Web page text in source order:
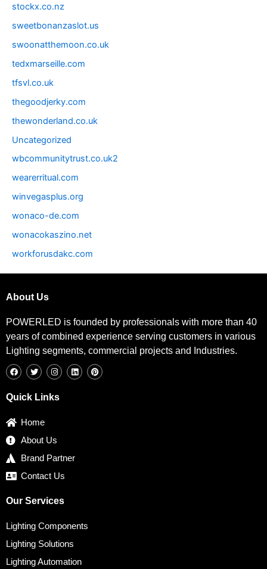
stockx.co.nz
sweetbonanzaslot.us
swoonatthemoon.co.uk
tedxmarseille.com
tfsvl.co.uk
thegoodjerky.com
thewonderland.co.uk
Uncategorized
wbcommunitytrust.co.uk2
wearerritual.com
winvegasplus.org
wonaco-de.com
wonacokaszino.net
workforusdakc.com
About Us
POWERLED is founded by professionals with more than 40
years of combined experience serving customers in various
Lighting segments, commercial projects and Industries.
a
c
o
w
i
t
e
n
s
g
i
n
i
n
Quick Links
Home
About Us
Brand Partner
Contact Us
Our Services
Lighting Components
Lighting Solutions
Lighting Automation